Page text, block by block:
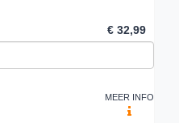
€ 32,99
MEER INFO